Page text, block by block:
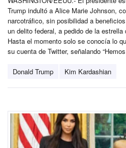
Trump indultó a Alice Marie Johnson,
narcotráfico, sin posibilidad a
un delito federal, a pedido de la
Hasta el momento solo se conocía lo
su cuenta de Twitter, señalando
Donald Trump Kim Kardashian